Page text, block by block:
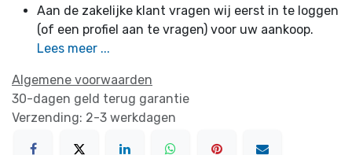
Aan de zakelijke klant vragen wij eerst in te loggen
(of een profiel aan te vragen) voor uw aankoop.
Lees meer ...
Algemene voorwaarden
30-dagen geld terug garantie
Verzending: 2-3 werkdagen